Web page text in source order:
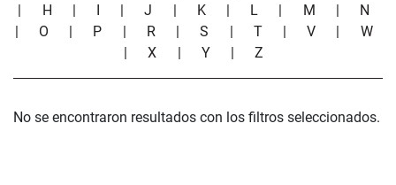
| H | I |J | K | L | M | N
| O | P | R |S | T |V | W
|X | Y |Z
No se encontraron resultados con los filtros seleccionados.